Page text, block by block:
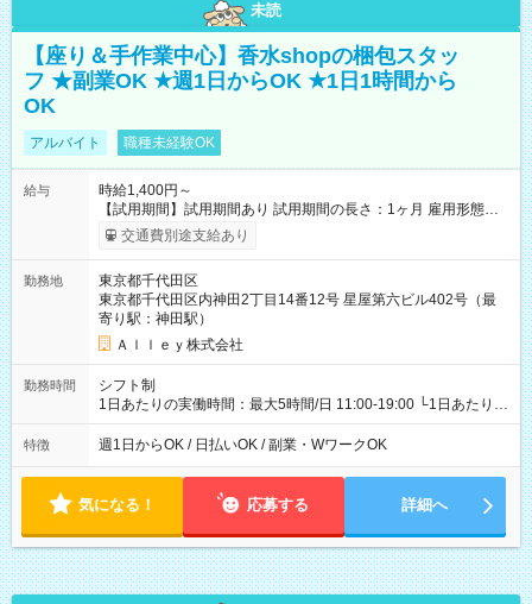
未読
【座り＆手作業中心】香水shopの梱包スタッ
フ ★副業OK ★週1日からOK ★1日1時間から
OK
アルバイト 職種未経験OK
給与
時給1,400円～
【試用期間】試用期間あり 試用期間の長さ：1ヶ月 雇用形態、
給与は本採用時と同じです。
交通費別途支給あり
勤務地
東京都千代田区
東京都千代田区内神田2丁目14番12号 星屋第六ビル402号（最
寄り駅：神田駅）
Ａｌｌｅｙ株式会社
勤務時間
シフト制
1日あたりの実働時間：最大5時間/日 11:00-19:00 └1日あたりの
実働時間：1-5時間 └上記の時間帯内であれば、いつでも勤務可
能！ └平日・土曜日の中で、お好きな曜日でご勤務いただけま
18:00 などのように、自由な働き方が可能なお仕事です！
特徴 週1日からOK / 日払いOK / 副業・WワークOK
気になる！ 応募する 詳細へ